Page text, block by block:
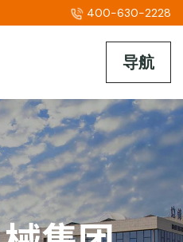
400-630-2228